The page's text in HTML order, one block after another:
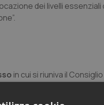
dei livelli
in cui si riuniva il
da settimane sulla
evidenziata al